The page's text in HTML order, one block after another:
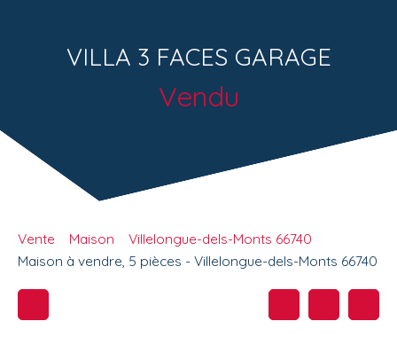
VILLA 3 FACES GARAGE
Vendu
Vente Maison
Villelongue-dels-Monts 66740
Maison à vendre, 5 pièces - Villelongue-dels-Monts 66740